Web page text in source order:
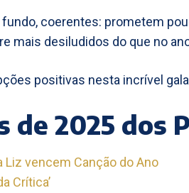
coerentes: prometem
mais desiludidos do que no
positivas nesta incrível
de 2025 dos
Liz vencem Canção do Ano
Crítica’